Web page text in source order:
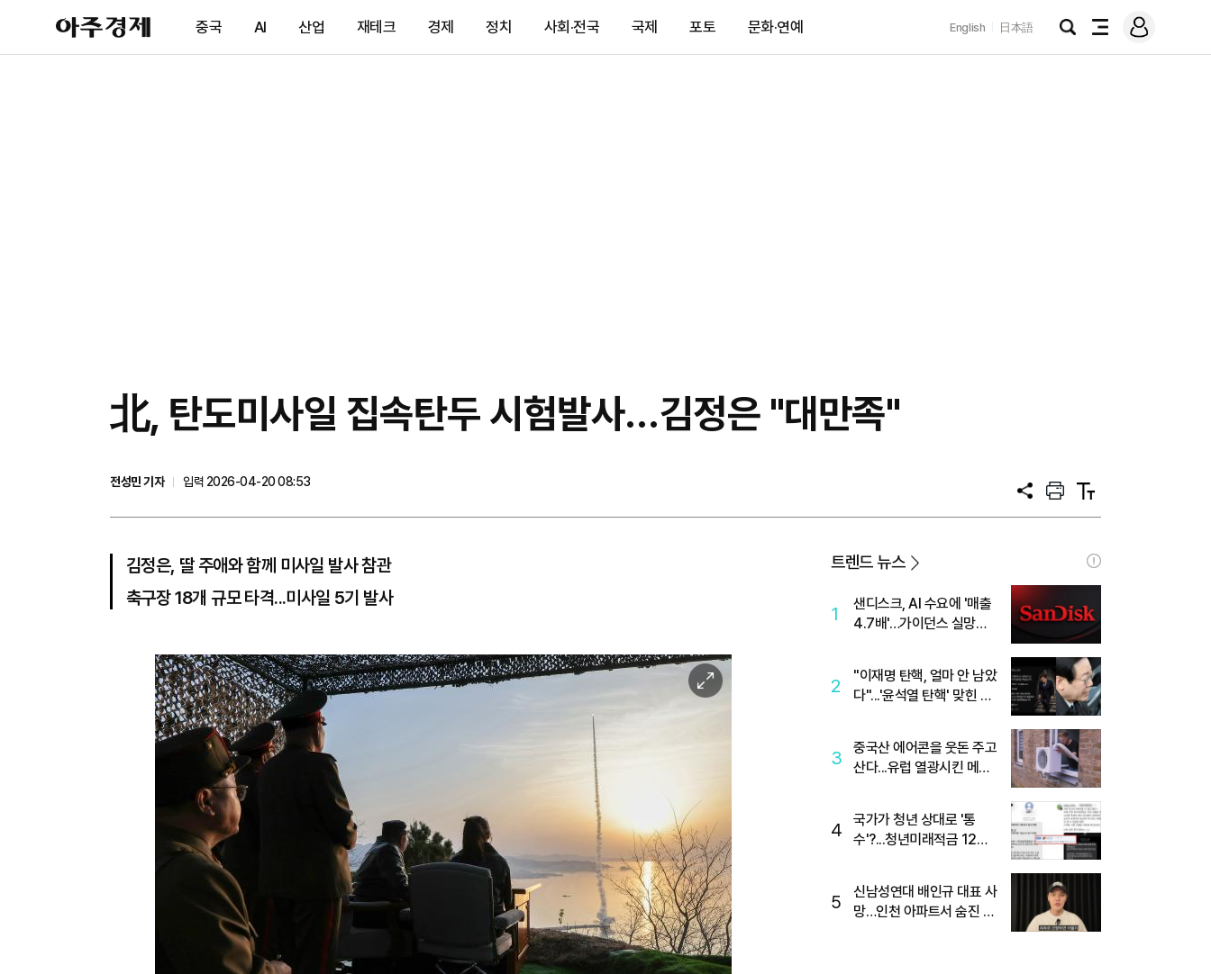
아
주
제
중국 AI 산업 재테크 경제 정치 사회·전국 국제 포토 문화·연예 English 日本語
검
전
메
그
北, 탄도미사일 집속탄두 시험발사…김정은 "대만족"
전성민 기자
입력 2026-04-20 08:53
공
프
트
텍
트
김정은, 딸 주애와 함께 미사일 발사 참관
축구장 18개 규모 타격...미사일 5기 발사
이
미
트렌드 뉴스
1
샌디스크, AI 수요에 '매출
4.7배'…가이던스 실망에
2
"이재명 탄핵, 얼마 안 남았
다"...'윤석열 탄핵' 맞힌 무
3
중국산 에어콘을 웃돈 주고
산다...유럽 열광시킨 메이
4
국가가 청년 상대로 '통
수'?...청년미래적금 12%
5
신남성연대 배인규 대표 사
망…인천 아파트서 숨진 채